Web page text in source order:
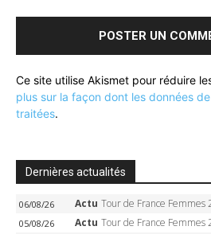
Ce site utilise Akismet pour réduire
plus sur la façon dont les données
traitées.
Dernières actualités
06/08/26 Actu Tour de France Femmes 2026, étape 6 – Kim Le Court-Pienaar
05/08/26 Actu Tour de France Femmes 2026, étape 5 – Demi Vollering gagne à